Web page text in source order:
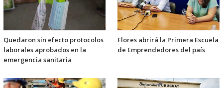
Quedaron sin efecto protocolos
laborales aprobados en la
emergencia sanitaria
Flores abrirá la Primera Escuela
de Emprendedores del país